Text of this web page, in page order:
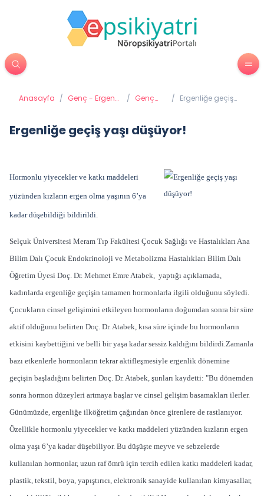
Anasayfa / Genç - Ergen
/ Genç
/ Ergenliğe geçiş
Ergenliğe geçiş yaşı düşüyor!
Hormonlu yiyecekler ve katkı maddeleri
yüzünden kızların ergen olma yaşının 6’ya
kadar düşebildiği bildirildi.
Selçuk Üniversitesi Meram Tıp Fakültesi Çocuk Sağlığı ve Hastalıkları Ana
Bilim Dalı Çocuk Endokrinoloji ve Metabolizma Hastalıkları Bilim Dalı
Öğretim Üyesi Doç. Dr. Mehmet Emre Atabek, yaptığı açıklamada,
kadınlarda ergenliğe geçişin tamamen hormonlarla ilgili olduğunu söyledi.
Çocukların cinsel gelişimini etkileyen hormonların doğumdan sonra bir süre
aktif olduğunu belirten Doç. Dr. Atabek, kısa süre içinde bu hormonların
etkisini kaybettiğini ve belli bir yaşa kadar sessiz kaldığını bildirdi.Zamanla
bazı etkenlerle hormonların tekrar aktifleşmesiyle ergenlik dönemine
geçişin başladığını belirten Doç. Dr. Atabek, şunları kaydetti: "Bu dönemden
sonra hormon düzeyleri artmaya başlar ve cinsel gelişim basamakları ilerler.
Günümüzde, ergenliğe ilköğretim çağından önce girenlere de rastlanıyor.
Özellikle hormonlu yiyecekler ve katkı maddeleri yüzünden kızların ergen
olma yaşı 6’ya kadar düşebiliyor. Bu düşüşte meyve ve sebzelerde
kullanılan hormonlar, uzun raf ömrü için tercih edilen katkı maddeleri kadar,
plastik, tekstil, boya, yapıştırıcı, elektronik sanayide kullanılan kimyasallar,